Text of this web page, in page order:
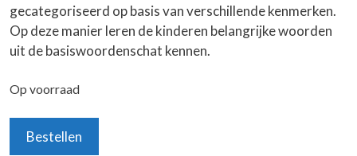
gecategoriseerd op basis van verschillende kenmerken.
Op deze manier leren de kinderen belangrijke woorden
uit de basiswoordenschat kennen.
Op voorraad
Beroepen
Bestellen